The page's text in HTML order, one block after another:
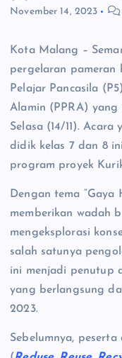
November 14, 2023
Kota Malang –
pergelaran pameran
Pelajar Pancasila
Alamin (PPRA)
Selasa (14/11).
didik kelas 7 dan 8
program proyek
Dengan tema “Gaya
memberikan wadah
mengeksplorasi
salah satunya
ini menjadi penutup
yang berlangsung
2023.
Sebelumnya,